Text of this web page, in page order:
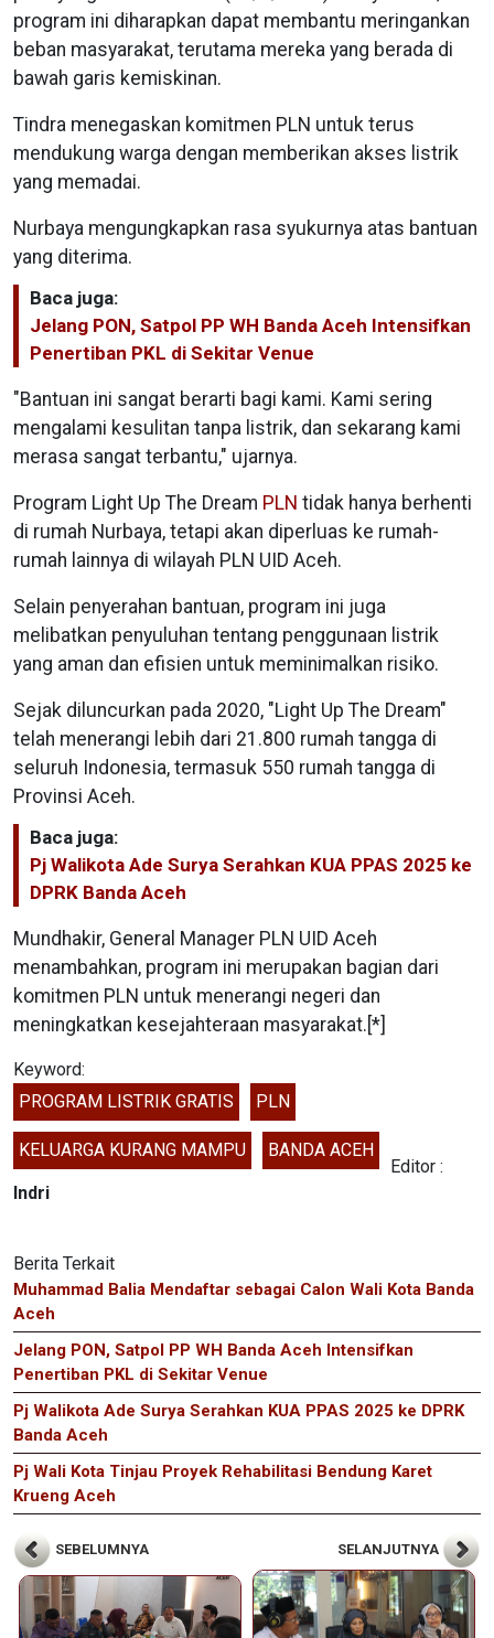
program ini diharapkan dapat membantu meringankan
beban masyarakat, terutama mereka yang berada di
bawah garis kemiskinan.
Tindra menegaskan komitmen PLN untuk terus
mendukung warga dengan memberikan akses listrik
yang memadai.
Nurbaya mengungkapkan rasa syukurnya atas bantuan
yang diterima.
Baca juga:
Jelang PON, Satpol PP WH Banda Aceh Intensifkan
Penertiban PKL di Sekitar Venue
"Bantuan ini sangat berarti bagi kami. Kami sering
mengalami kesulitan tanpa listrik, dan sekarang kami
merasa sangat terbantu," ujarnya.
Program Light Up The Dream PLN tidak hanya berhenti
di rumah Nurbaya, tetapi akan diperluas ke rumah-
rumah lainnya di wilayah PLN UID Aceh.
Selain penyerahan bantuan, program ini juga
melibatkan penyuluhan tentang penggunaan listrik
yang aman dan efisien untuk meminimalkan risiko.
Sejak diluncurkan pada 2020, "Light Up The Dream"
telah menerangi lebih dari 21.800 rumah tangga di
seluruh Indonesia, termasuk 550 rumah tangga di
Provinsi Aceh.
Baca juga:
Pj Walikota Ade Surya Serahkan KUA PPAS 2025 ke
DPRK Banda Aceh
Mundhakir, General Manager PLN UID Aceh
menambahkan, program ini merupakan bagian dari
komitmen PLN untuk menerangi negeri dan
meningkatkan kesejahteraan masyarakat.[*]
Keyword:
PROGRAM LISTRIK GRATIS
PLN
KELUARGA KURANG MAMPU BANDA ACEH
Editor :
Indri
Berita Terkait
Muhammad Balia Mendaftar sebagai Calon Wali Kota Banda
Aceh
Jelang PON, Satpol PP WH Banda Aceh Intensifkan
Penertiban PKL di Sekitar Venue
Pj Walikota Ade Surya Serahkan KUA PPAS 2025 ke DPRK
Banda Aceh
Pj Wali Kota Tinjau Proyek Rehabilitasi Bendung Karet
Krueng Aceh
SEBELUMNYA SELANJUTNYA